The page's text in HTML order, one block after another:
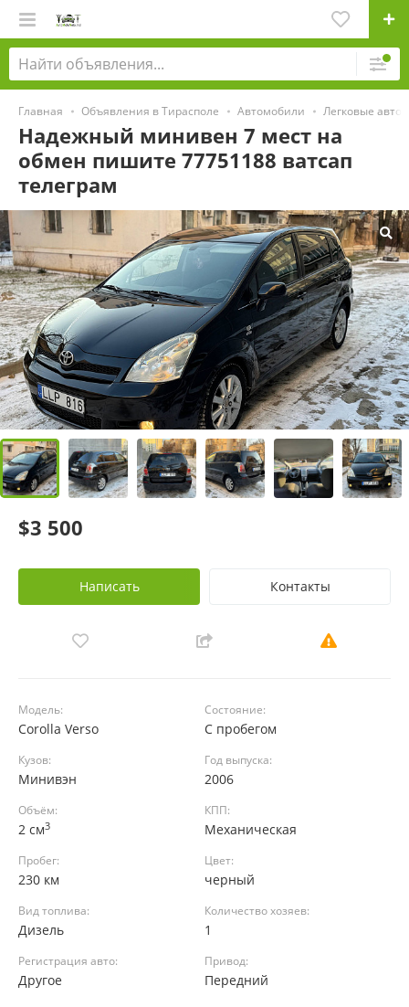
Главная Объявления в Тирасполе Автомобили Легковые
Надежный минивен 7 мест на
обмен пишите 77751188 ватсап
телеграм
$3 500
Написать Контакты
Модель:
Corolla Verso
Состояние:
С пробегом
Кузов:
Минивэн
Год выпуска:
2006
Объём:
2 см3
КПП:
Механическая
Пробег:
230 км
Цвет:
черный
Вид топлива:
Дизель
Количество хозяев:
1
Регистрация авто:
Другое
Привод:
Передний